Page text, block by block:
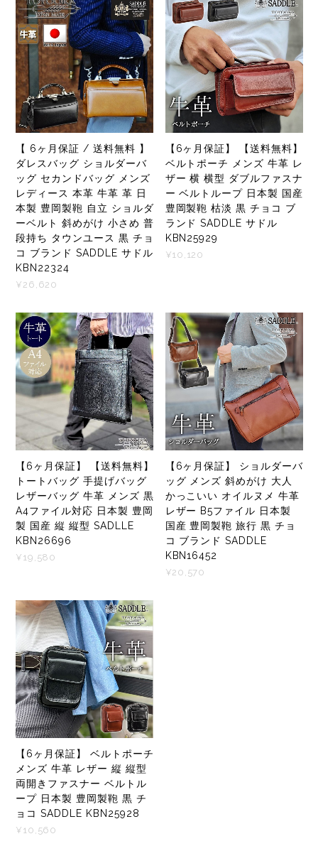
【 6ヶ月保証 / 送料無料 】
ダレスバッグ ショルダーバ
ッグ セカンドバッグ メンズ
レディース 本革 牛革 革 日
本製 豊岡製鞄 自立 ショルダ
ーベルト 斜めがけ 小さめ 普
段持ち タウンユース 黒 チョ
コ ブランド SADDLE サドル
KBN22324
¥26,620
【6ヶ月保証】 【送料無料】
ベルトポーチ メンズ 牛革 レ
ザー 横 横型 ダブルファスナ
ー ベルトループ 日本製 国産
豊岡製鞄 枯淡 黒 チョコ ブ
ランド SADDLE サドル
KBN25929
¥10,120
【6ヶ月保証】 【送料無料】
トートバッグ 手提げバッグ
レザーバッグ 牛革 メンズ 黒
A4ファイル対応 日本製 豊岡
製 国産 縦 縦型 SADLLE
KBN26696
¥19,580
【6ヶ月保証】 ショルダーバ
ッグ メンズ 斜めがけ 大人
かっこいい オイルヌメ 牛革
レザー B5ファイル 日本製
国産 豊岡製鞄 旅行 黒 チョ
コ ブランド SADDLE
KBN16452
¥20,570
【6ヶ月保証】 ベルトポーチ
メンズ 牛革 レザー 縦 縦型
両開きファスナー ベルトル
ープ 日本製 豊岡製鞄 黒 チ
ョコ SADDLE KBN25928
¥10,560